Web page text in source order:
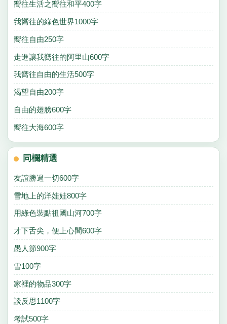
嚮往生活之嚮往和平400字
我嚮往的綠色世界1000字
嚮往自由250字
走進讓我嚮往的阿里山600字
我嚮往自由的生活500字
渴望自由200字
自由的翅膀600字
嚮往大海600字
同欄精選
友誼勝過一切600字
雪地上的洋娃娃800字
用綠色裝點祖國山河700字
才下舌尖，便上心間600字
愚人節900字
雪100字
家裡的物品300字
談反思1100字
考試500字